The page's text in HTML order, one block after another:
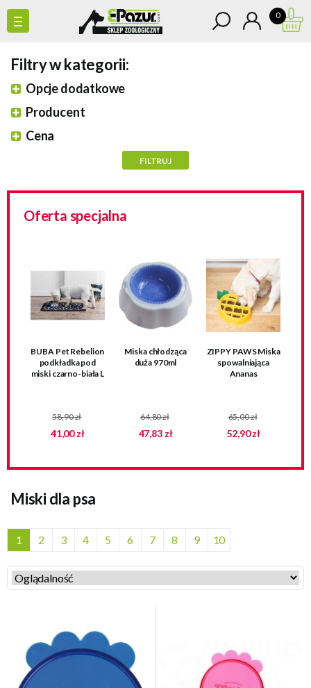
0
Filtry w kategorii:
Opcje dodatkowe
Producent
Cena
Oferta specjalna
BUBA Pet Rebelion
podkładka pod
miski czarno-biała L
58,90 zł
41,00 zł
Miska chłodząca
duża 970ml
64,80 zł
47,83 zł
ZIPPY PAWS Miska
spowalniająca
Ananas
65,00 zł
52,90 zł
Miski dla psa
1 2 3 4 5 6 7 8 9 10